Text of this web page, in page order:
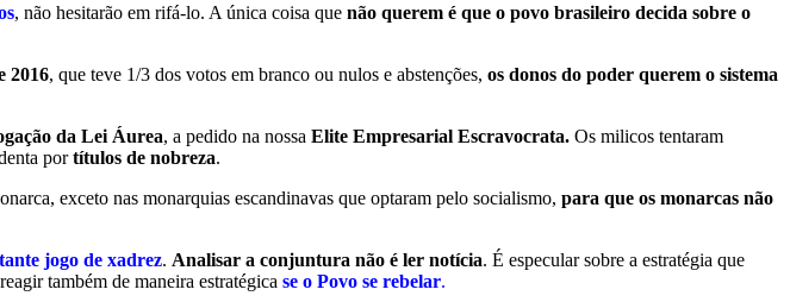
, não hesitarão em rifá-lo. A única coisa que não querem é que o povo brasileiro decida sobre o
2016, que teve 1/3 dos votos em branco ou nulos e abstenções, os donos do poder querem o sistema
da Lei Áurea, a pedido na nossa Elite Empresarial Escravocrata. Os milicos tentaram
portítulos de nobreza.
exceto nas monarquias escandinavas que optaram pelo socialismo, para que os monarcas não
jogo de xadrez. Analisar a conjuntura não é ler notícia. É especular sobre a estratégia que
também de maneira estratégica se o Povo se rebelar.